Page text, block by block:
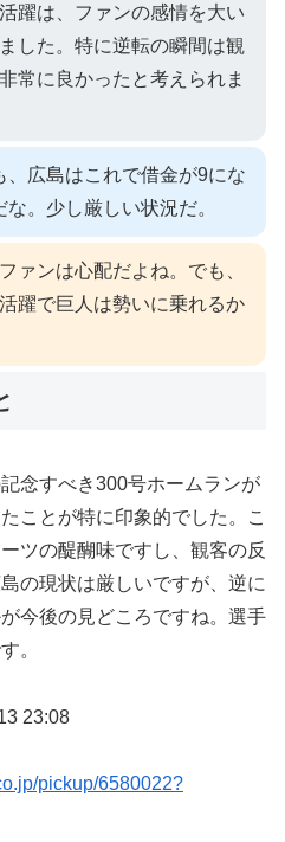
躍は、ファンの感情を大い
した。特に逆転の瞬間は観
常に良かったと考えられま
、広島はこれで借金が9にな
な。少し厳しい状況だ。
ァンは心配だよね。でも、
躍で巨人は勢いに乗れるか
念すべき300号ホームランが
ことが特に印象的でした。こ
ツの醍醐味ですし、観客の反
の現状は厳しいですが、逆に
今後の見どころですね。選手
。
23:08
pickup/6580022?